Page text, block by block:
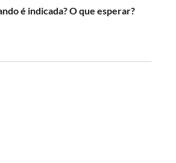
é indicada? O que esperar?